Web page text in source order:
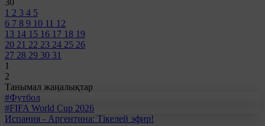
1 2 3 4 5
6 7 8 9 10 11 12
13 14 15 16 17 18 19
20 21 22 23 24 25 26
27 28 29 30 31
1
2
Танымал жаңалықтар
#Футбол
#FIFA World Cup 2026
Испания - Аргентина: Тікелей эфир!